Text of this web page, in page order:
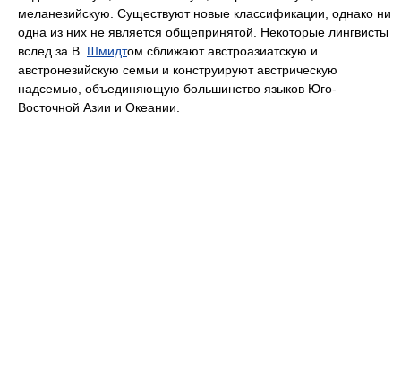
меланезийскую. Существуют новые классификации, однако ни
одна из них не является общепринятой. Некоторые лингвисты
вслед за В. Шмидтом сближают австроазиатскую и
австронезийскую семьи и конструируют австрическую
надсемью, объединяющую большинство языков Юго-
Восточной Азии и Океании.